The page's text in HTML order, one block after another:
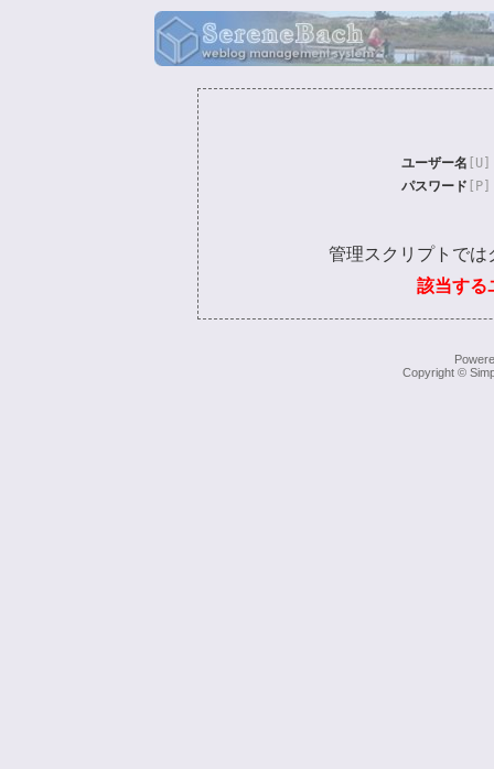
ユーザー名 [U]
パスワード [P]
管理スクリプトでは
該当する
Copyright ©